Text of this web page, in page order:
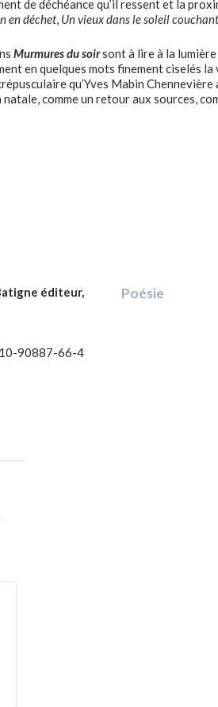
de déchéance qu’il ressent et la
en déchet, Un vieux dans le soleil
Murmures du soirsont à lire à la
en quelques mots finement ciselés la
qu’Yves Mabin
comme un retour aux sources,
éditeur,
90887-66-4
Poésie